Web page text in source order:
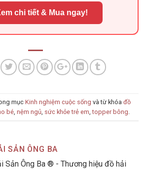
chi tiết & Mua ngay!
mục Kinh nghiệm cuộc sống và từ khóa đồ
bé nệm ngủ sức khỏe trẻ em ,topper bông
SẢN ÔNG BA
Sản Ông Ba ® - Thương hiệu đồ hải